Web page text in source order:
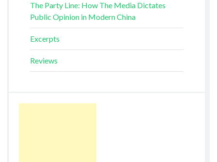
The Party Line: How The Media Dictates
Public Opinion in Modern China
Excerpts
Reviews